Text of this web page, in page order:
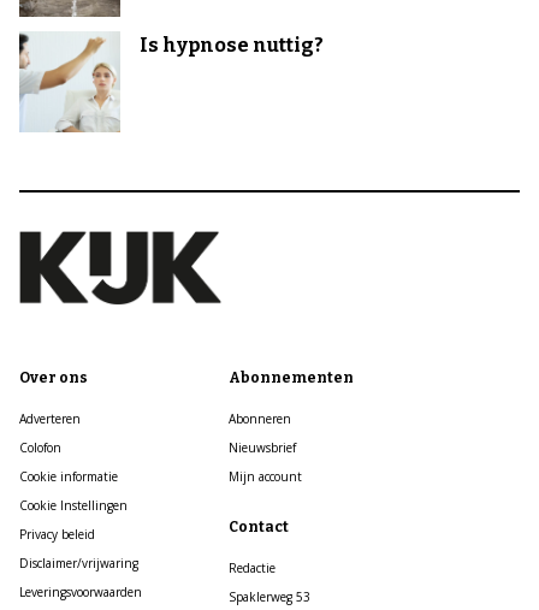
Is hypnose nuttig?
Over ons
Adverteren
Colofon
Cookie informatie
Cookie Instellingen
Privacy beleid
Disclaimer/vrijwaring
Leveringsvoorwaarden
Abonnementen
Abonneren
Nieuwsbrief
Mijn account
Contact
Redactie
Spaklerweg 53